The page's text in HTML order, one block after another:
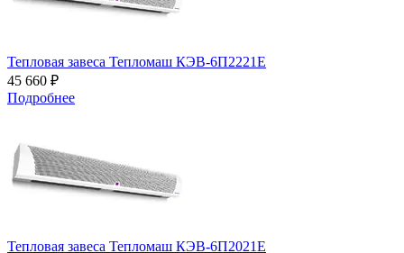
Тепловая завеса Тепломаш КЭВ-6П2221Е
45 660 ₽
Подробнее
Тепловая завеса Тепломаш КЭВ-6П2021Е